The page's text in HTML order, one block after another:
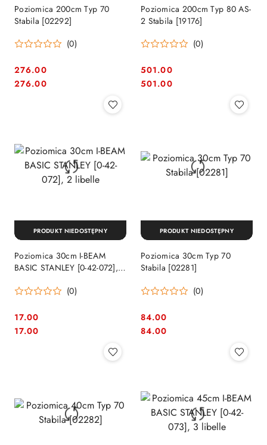
Poziomica 200cm Typ 70
Stabila [02292]
(0)
Cena:
276.00
Cena:
276.00
Poziomica 200cm Typ 80 AS-
2 Stabila [19176]
(0)
Cena:
501.00
Cena:
501.00
Poziomica 30cm I-BEAM
BASIC STANLEY [0-42-072], 2
(0)
Cena:
17.00
Cena:
17.00
PRODUKT NIEDOSTĘPNY
Poziomica 30cm Typ 70
Stabila [02281]
(0)
Cena:
84.00
Cena:
84.00
PRODUKT NIEDOSTĘPNY